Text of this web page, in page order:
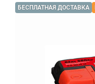
БЕСПЛАТНАЯ ДОСТАВКА